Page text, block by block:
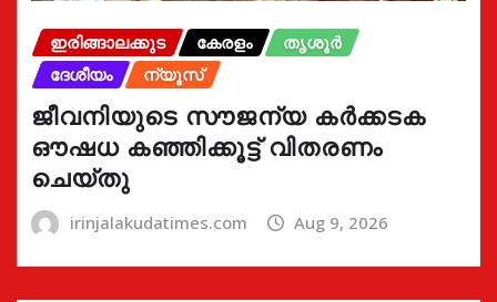
ഇരിങ്ങാലക്കുട കേരളം
തൃശൂർ
ദേശീയം
ന്യൂസ്
ജീവനിയുടെ സൗജന്യ കർക്കടക
ഔഷധ കഞ്ഞിക്കൂട്ട് വിതരണം
ചെയ്തു
irinjalakudatimes.com Aug 9, 2026